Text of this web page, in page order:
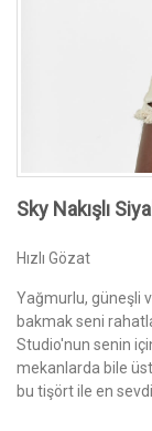
Sky Nakışlı
Hızlı Gözat
Yağmurlu, güneşli
bakmak seni
Studio'nun senin
mekanlarda bile
bu tişört ile en